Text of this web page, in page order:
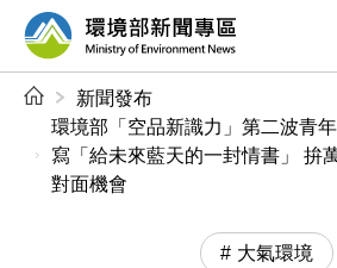
前往中央內容區塊
環境部新聞專區
新聞發布
環境部「空品新識力」第二波青
寫「給未來藍天的一封情書」 拚
對面機會
大氣環境